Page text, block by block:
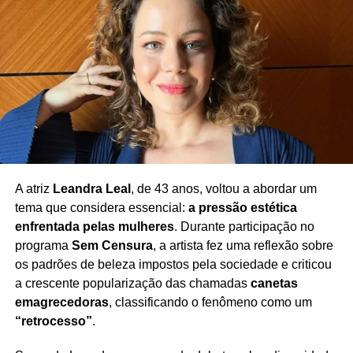
A atriz Leandra Leal , de 43 anos, voltou a abordar um
tema que considera essencial: a pressão estética
enfrentada pelas mulheres. Durante participação no
programa Sem Censura, a artista fez uma reflexão sobre
os padrões de beleza impostos pela sociedade e criticou
a crescente popularização das chamadas canetas
emagrecedoras, classificando o fenômeno como um
“retrocesso”.